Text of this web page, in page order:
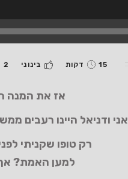
15 דקות בינוני 2 קערות בינוניות
אז את המנה
אני ודניאל היינו רעבים
רק טופו שקניתי
למען האמת?